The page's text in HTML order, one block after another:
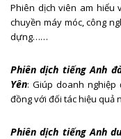
Phiên dịch viên am hiểu
chuyền máy móc, công
dựng……
Phiên dịch tiếng Anh
Yên: Giúp doanh
đồng với đối tác hiệu quả
Phiên dịch tiếng Anh